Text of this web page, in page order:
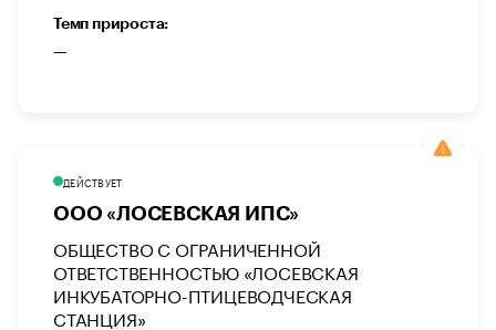
Темп прироста:
—
ДЕЙСТВУЕТ
ООО «ЛОСЕВСКАЯ ИПС»
ОБЩЕСТВО С ОГРАНИЧЕННОЙ
ОТВЕТСТВЕННОСТЬЮ «ЛОСЕВСКАЯ
ИНКУБАТОРНО-ПТИЦЕВОДЧЕСКАЯ
СТАНЦИЯ»